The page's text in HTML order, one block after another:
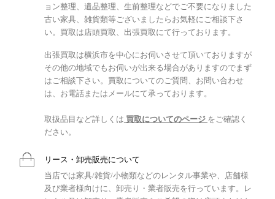
ョン整理、遺品整理、生前整理などでご不要になりました
古い家具、雑貨類等ございましたらお気軽にご相談下さ
い。買取は店頭買取、出張買取にて行っております。
出張買取は横浜市を中心にお伺いさせて頂いておりますが
その他の地域でもお伺いが出来る場合がありますのでまず
はご相談下さい。買取についてのご質問、お問い合わせ
は、お電話またはメールにて承っております。
取扱品目など詳しくは 買取についてのページ をご確認く
ださい。
リース・卸売販売について
当店では家具/雑貨/小物類などのレンタル事業や、店舗様
及び業者様向けに、卸売り・業者販売を行っています。レ